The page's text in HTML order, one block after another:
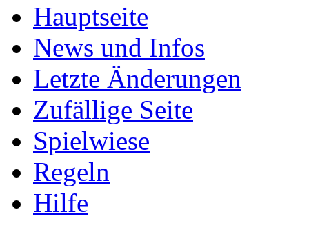
Hauptseite
News und Infos
Letzte Änderungen
Zufällige Seite
Spielwiese
Regeln
Hilfe